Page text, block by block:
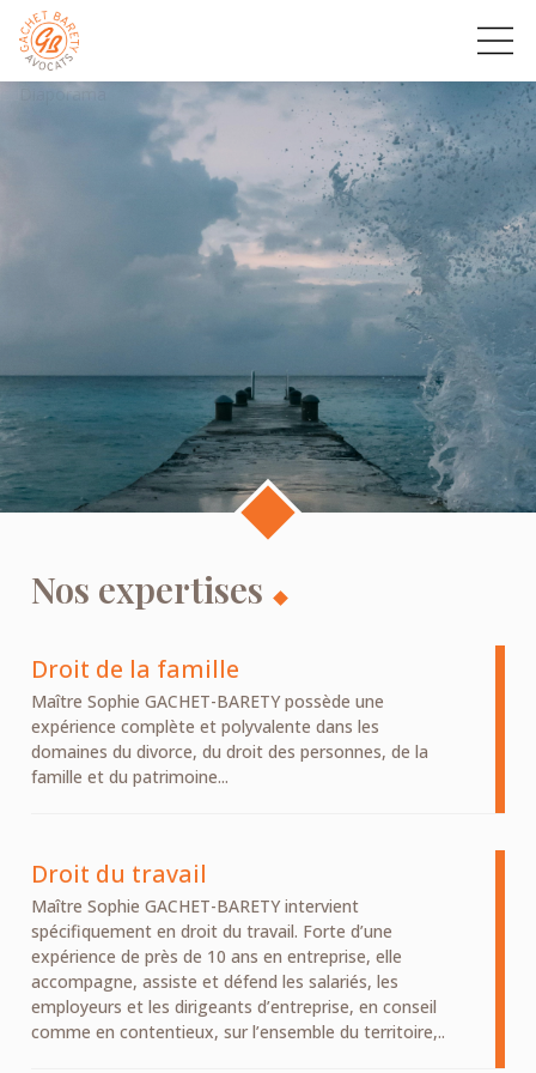
Nos expertises
Droit de la famille
Maître Sophie GACHET-BARETY possède une
expérience complète et polyvalente dans les
domaines du divorce, du droit des personnes, de la
famille et du patrimoine...
Droit du travail
Maître Sophie GACHET-BARETY intervient
spécifiquement en droit du travail. Forte d’une
expérience de près de 10 ans en entreprise, elle
accompagne, assiste et défend les salariés, les
employeurs et les dirigeants d’entreprise, en conseil
comme en contentieux, sur l’ensemble du territoire,..